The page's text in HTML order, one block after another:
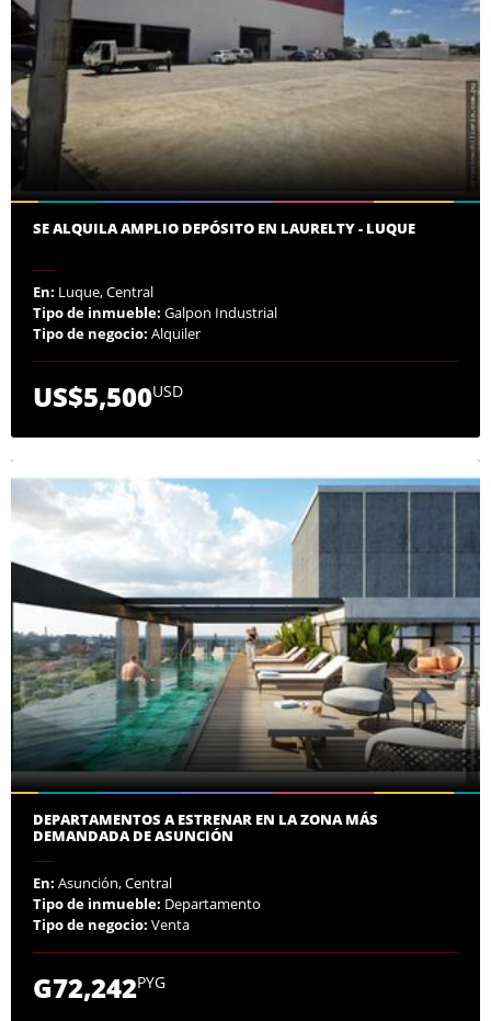
SE ALQUILA AMPLIO DEPÓSITO EN LAURELTY - LUQUE
En: Luque, Central
Tipo de inmueble: Galpon Industrial
Tipo de negocio: Alquiler
US$5,500USD
DEPARTAMENTOS A ESTRENAR EN LA ZONA MÁS
DEMANDADA DE ASUNCIÓN
En: Asunción, Central
Tipo de inmueble: Departamento
Tipo de negocio: Venta
G72,242PYG